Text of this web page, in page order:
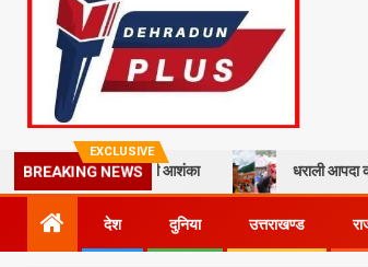
EXCLUSIVE
BREAKING NEWS
वोट कटने की आशंका धराली आपदा की पहली
देश दुनिया उत्तराखण्ड